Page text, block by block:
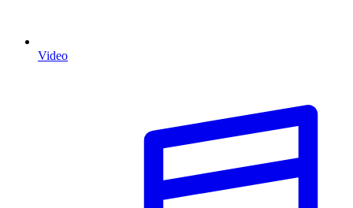
Video